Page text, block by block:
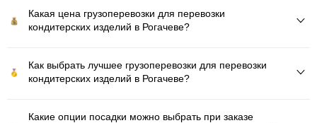
Какая цена грузоперевозки для перевозки
кондитерских изделий в Рогачеве?
Как выбрать лучшее грузоперевозки для перевозки
кондитерских изделий в Рогачеве?
Какие опции посадки можно выбрать при заказе